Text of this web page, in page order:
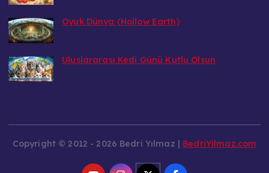
Oyuk Dünya (Hollow Earth)
Uluslararası Kedi Günü Kutlu Olsun
Copyright © 2012 - 2026 Bedri Yılmaz | BedriYilmaz.com